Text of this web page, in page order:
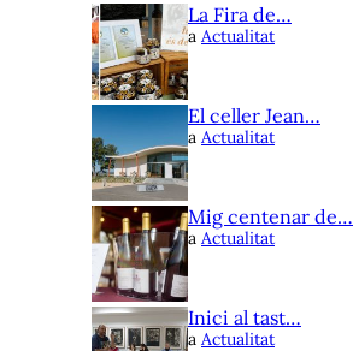
La Fira de…
a Actualitat
El celler Jean…
a Actualitat
Mig centenar de…
a Actualitat
Inici al tast…
a Actualitat